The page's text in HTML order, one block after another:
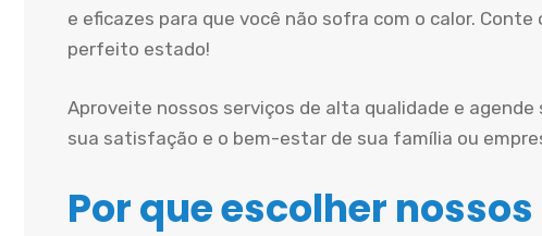
e eficazes para que você não sofra com o calor.
perfeito estado!
Aproveite nossos serviços de alta qualidade e
sua satisfação e o bem-estar de sua família ou
Por que escolher